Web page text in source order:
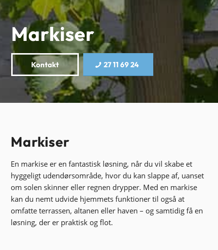
Markiser
Kontakt 27 11 69 24
Markiser
En markise er en fantastisk løsning, når du vil skabe et
hyggeligt udendørsområde, hvor du kan slappe af, uanset
om solen skinner eller regnen drypper. Med en markise
kan du nemt udvide hjemmets funktioner til også at
omfatte terrassen, altanen eller haven – og samtidig få en
løsning, der er praktisk og flot.